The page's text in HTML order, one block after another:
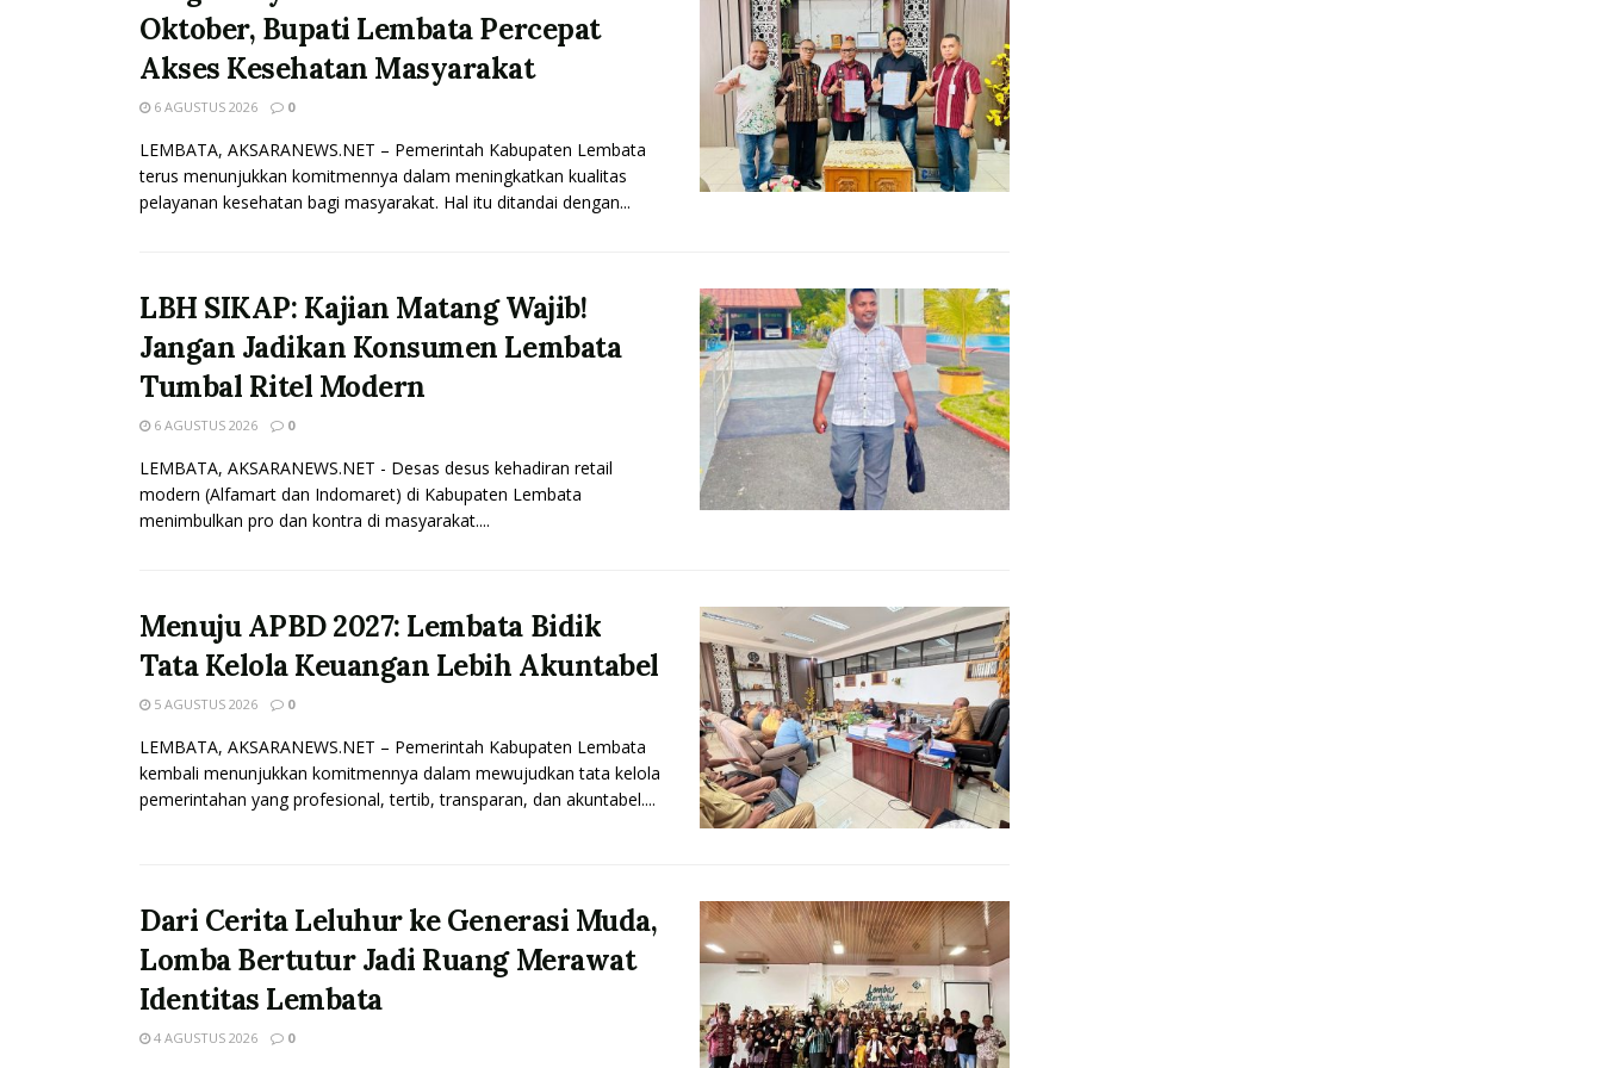
Oktober, Bupati Lembata Percepat
Akses Kesehatan Masyarakat
6 AGUSTUS 2026 0
LEMBATA, AKSARANEWS.NET – Pemerintah Kabupaten Lembata
terus menunjukkan komitmennya dalam meningkatkan kualitas
pelayanan kesehatan bagi masyarakat. Hal itu ditandai dengan...
LBH SIKAP: Kajian Matang Wajib!
Jangan Jadikan Konsumen Lembata
Tumbal Ritel Modern
6 AGUSTUS 2026 0
LEMBATA, AKSARANEWS.NET - Desas desus kehadiran retail
modern (Alfamart dan Indomaret) di Kabupaten Lembata
menimbulkan pro dan kontra di masyarakat....
Menuju APBD 2027: Lembata Bidik
Tata Kelola Keuangan Lebih Akuntabel
5 AGUSTUS 2026 0
LEMBATA, AKSARANEWS.NET – Pemerintah Kabupaten Lembata
kembali menunjukkan komitmennya dalam mewujudkan tata kelola
pemerintahan yang profesional, tertib, transparan, dan akuntabel....
Dari Cerita Leluhur ke Generasi Muda,
Lomba Bertutur Jadi Ruang Merawat
Identitas Lembata
4 AGUSTUS 2026 0